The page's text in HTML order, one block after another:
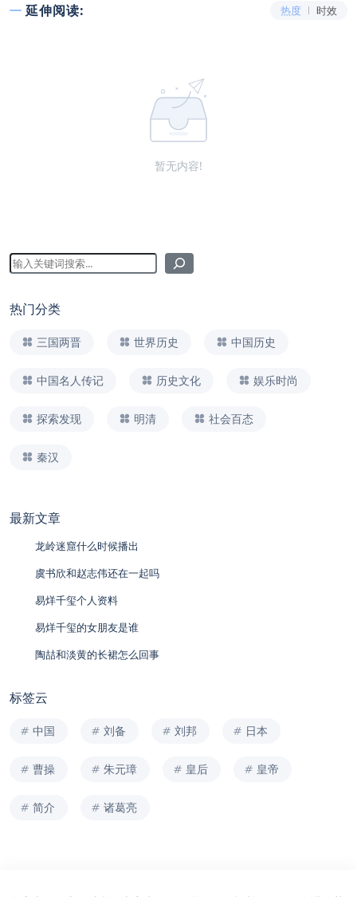
延伸阅读: 热度 时效
暂无内容!
热门分类
三国两晋 世界历史 中国历史
中国名人传记 历史文化 娱乐时尚
探索发现 明清 社会百态
秦汉
最新文章
龙岭迷窟什么时候播出
虞书欣和赵志伟还在一起吗
易烊千玺个人资料
易烊千玺的女朋友是谁
陶喆和淡黄的长裙怎么回事
标签云
中国 刘备 刘邦 日本
曹操 朱元璋 皇后 皇帝
简介 诸葛亮